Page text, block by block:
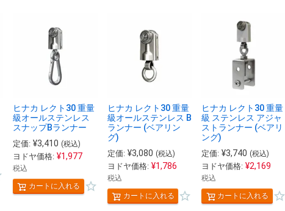
ヒナカ レクト30 重量
級オールステンレス
スナップBランナー
定価: ¥3,410 (税込)
ヨドヤ価格: ¥1,977
税込
カートに入れる
ヒナカ レクト30 重量
級オールステンレス B
ランナー (ベアリン
グ)
定価: ¥3,080 (税込)
ヨドヤ価格: ¥1,786
税込
カートに入れる
ヒナカ レクト30 重量
級 ステンレス アジャ
ストランナー (ベアリ
ング)
定価: ¥3,740 (税込)
ヨドヤ価格: ¥2,169
税込
カートに入れる